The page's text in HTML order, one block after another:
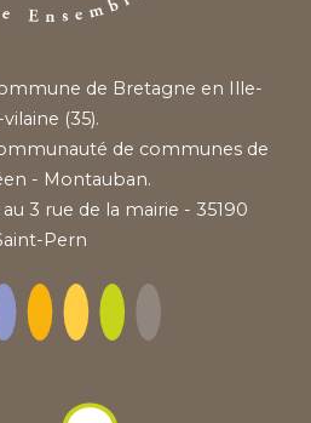
de Bretagne en Ille-
(35).
de communes de
- Montauban.
3 rue de la mairie - 35190
Pern